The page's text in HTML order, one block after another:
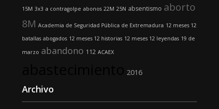
15M 3x3 a contragolpe abonos 22M 25N absentismo aborto
8M Academia de Seguridad Pública de Extremadura 12 meses 12
batallas abogados 12 meses 12 historias 12 meses 12 leyendas 19 de
marzo abandono 112 ACAEX
2016
Archivo